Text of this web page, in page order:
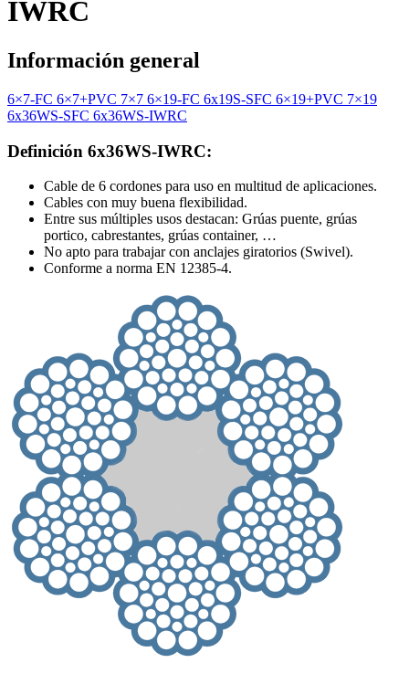
IWRC
Información general
6×7-FC 6×7+PVC 7×7 6×19-FC 6x19S-SFC 6×19+PVC 7×19
6x36WS-SFC 6x36WS-IWRC
Definición 6x36WS-IWRC:
Cable de 6 cordones para uso en multitud de aplicaciones.
Cables con muy buena flexibilidad.
Entre sus múltiples usos destacan: Grúas puente, grúas
portico, cabrestantes, grúas container, …
No apto para trabajar con anclajes giratorios (Swivel).
Conforme a norma EN 12385-4.